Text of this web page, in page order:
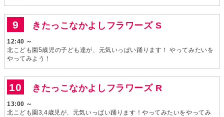
きたっこなかよしフラワーズ S
12:40 ～
北こども園5歳児の子ども達が、元気いっぱい踊ります！ やってみたいを
やってみよう！
きたっこなかよしフラワーズ R
13:00 ～
北こども園3,4歳児が、元気いっぱい踊ります！やってみたいをやってみ